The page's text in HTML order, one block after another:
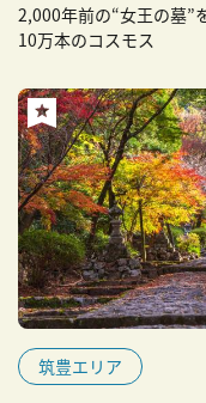
2,000年前の“女王の墓”
10万本のコスモス
筑豊エリア